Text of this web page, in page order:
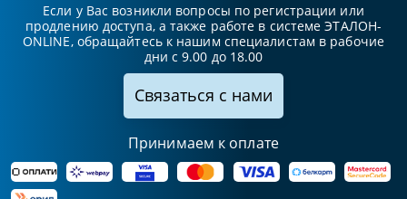
Если у Вас возникли вопросы по регистрации или
продлению доступа, а также работе в системе ЭТАЛОН-
ONLINE, обращайтесь к нашим специалистам в рабочие
дни с 9.00 до 18.00
Связаться с нами
Принимаем к оплате